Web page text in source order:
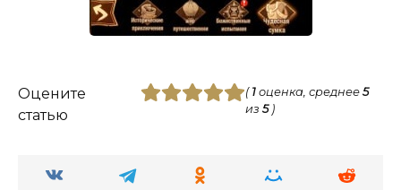
Оцените
статью
( 1оценка, среднее 5
из 5)